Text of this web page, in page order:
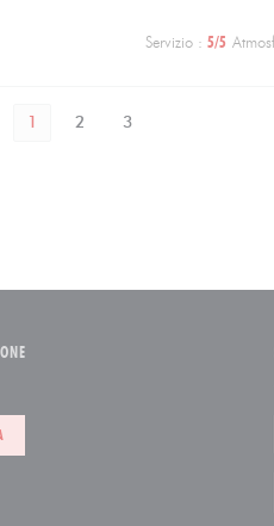
Servizio : 5/5
1 2 3